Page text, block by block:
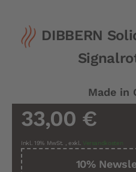
Anfang
der
DIBBERN
Made in
33,00 €
Inkl. 19% MwSt. , exkl. Versandkosten
10%